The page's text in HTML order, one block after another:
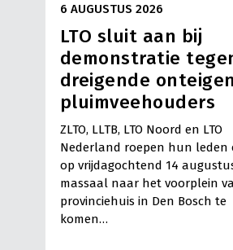
6 AUGUSTUS 2026
LTO sluit aan bij
demonstratie
dreigende
pluimveehouders
ZLTO, LLTB, LTO Noord en LTO
Nederland roepen hun leden
op vrijdagochtend 14
massaal naar het voorplein
provinciehuis in Den Bosch te
komen…